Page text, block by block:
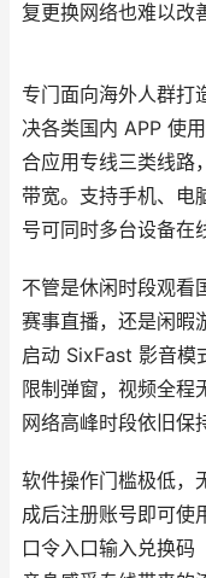
复更换网络也难以改
专门面向海外人群打
决各类国内 APP 使
合应用专线三类线路
带宽。支持手机、电
号可同时多台设备在
不管是休闲时段观看
赛事直播，还是闲暇
启动 SixFast 影音模
限制弹窗，视频全程
网络高峰时段依旧保
软件操作门槛极低，
成后注册账号即可使
口令入口输入兑换码